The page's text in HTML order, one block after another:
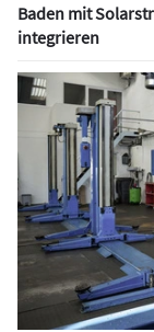
Baden mit
integrieren